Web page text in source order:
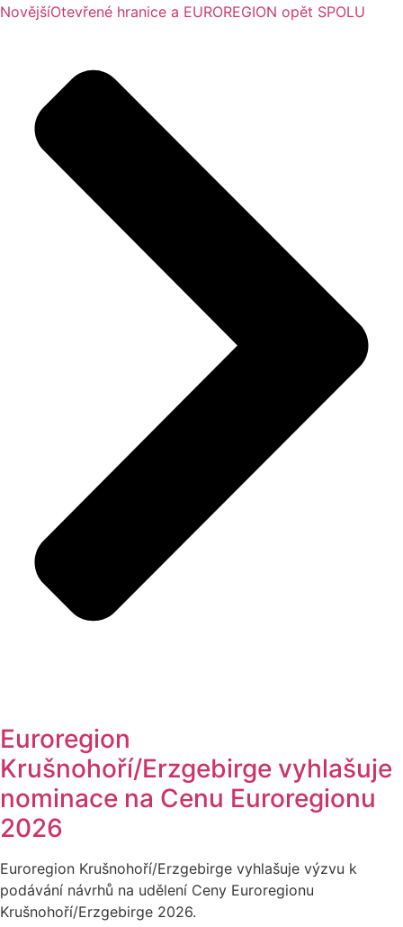
NovějšíOtevřené hranice a EUROREGION opět SPOLU
Euroregion
Krušnohoří/Erzgebirge vyhlašuje
nominace na Cenu Euroregionu
2026
Euroregion Krušnohoří/Erzgebirge vyhlašuje výzvu k
podávání návrhů na udělení Ceny Euroregionu
Krušnohoří/Erzgebirge 2026.